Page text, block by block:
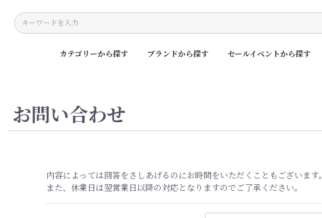
カテゴリーから探す ブランドから探す セールイベントから探す
お問い合わせ
内容によっては回答をさしあげるのにお時間をいただくこともございます。
また、休業日は翌営業日以降の対応となりますのでご了承ください。